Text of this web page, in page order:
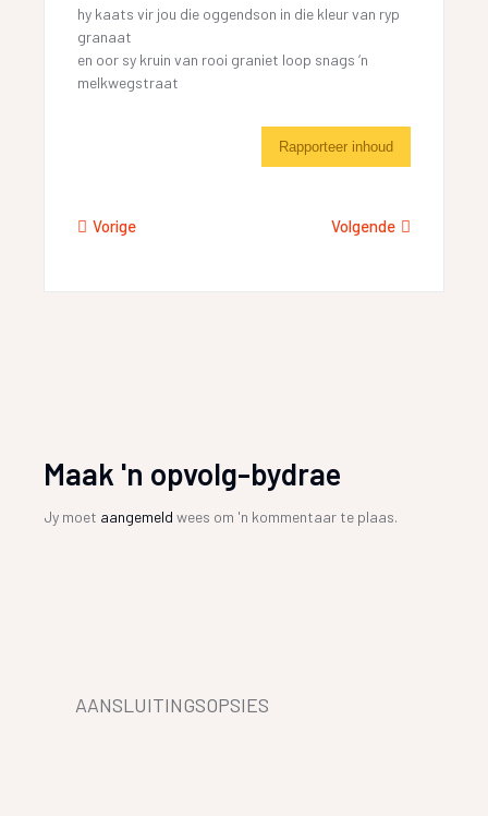
hy kaats vir jou die oggendson in die kleur van ryp
granaat
en oor sy kruin van rooi graniet loop snags ‘n
melkwegstraat
Rapporteer inhoud
Vorige Volgende
Maak 'n opvolg-bydrae
Jy moet aangemeld wees om 'n kommentaar te plaas.
AANSLUITINGSOPSIES